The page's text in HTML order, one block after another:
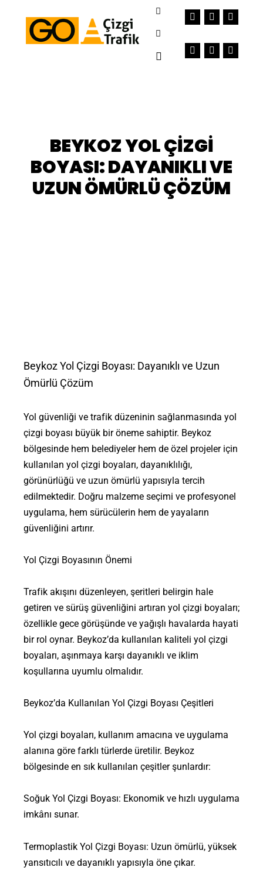
Daha fazla bilgi
BEYKOZ YOL ÇIZGI
BOYASI: DAYANIKLI VE
UZUN ÖMÜRLÜ ÇÖZÜM
Beykoz Yol Çizgi Boyası: Dayanıklı ve Uzun
Ömürlü Çözüm
Yol güvenliği ve trafik düzeninin sağlanmasında yol
çizgi boyası büyük bir öneme sahiptir. Beykoz
bölgesinde hem belediyeler hem de özel projeler için
kullanılan yol çizgi boyaları, dayanıklılığı,
görünürlüğü ve uzun ömürlü yapısıyla tercih
edilmektedir. Doğru malzeme seçimi ve profesyonel
uygulama, hem sürücülerin hem de yayaların
güvenliğini artırır.
Yol Çizgi Boyasının Önemi
Trafik akışını düzenleyen, şeritleri belirgin hale
getiren ve sürüş güvenliğini artıran yol çizgi boyaları;
özellikle gece görüşünde ve yağışlı havalarda hayati
bir rol oynar. Beykoz’da kullanılan kaliteli yol çizgi
boyaları, aşınmaya karşı dayanıklı ve iklim
koşullarına uyumlu olmalıdır.
Beykoz’da Kullanılan Yol Çizgi Boyası Çeşitleri
Yol çizgi boyaları, kullanım amacına ve uygulama
alanına göre farklı türlerde üretilir. Beykoz
bölgesinde en sık kullanılan çeşitler şunlardır:
Soğuk Yol Çizgi Boyası: Ekonomik ve hızlı uygulama
imkânı sunar.
Termoplastik Yol Çizgi Boyası: Uzun ömürlü, yüksek
yansıtıcılı ve dayanıklı yapısıyla öne çıkar.